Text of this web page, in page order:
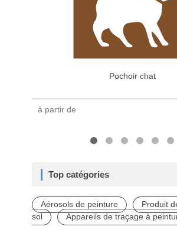
Pochoir chat
à partir de
Top catégories
Aérosols de peinture
Produit
sol
Appareils de traçage à